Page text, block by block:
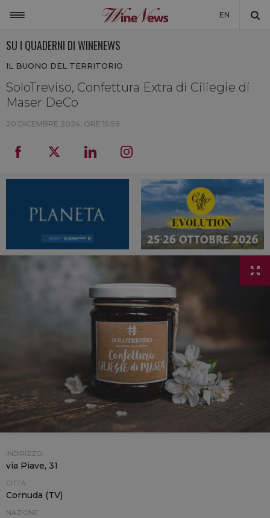
EN
MONDO
NON SOLO VINO
WINENEWS TV
SU I QUADERNI DI WINENEWS
IL BUONO DEL TERRITORIO
SoloTreviso, Confettura Extra di Ciliegie di
Maser DeCo
20 DICEMBRE 2024, ORE 15:59
INDIRIZZO:
via Piave, 31
CITTÀ:
Cornuda (TV)
NAZIONE